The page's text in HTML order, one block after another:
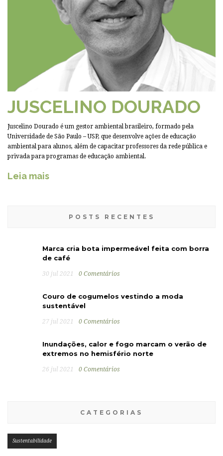
JUSCELINO DOURADO
Juscelino Dourado é um gestor ambiental brasileiro, formado pela
Universidade de São Paulo – USP, que desenvolve ações de educação
ambiental para alunos, além de capacitar professores da rede pública e
privada para programas de educação ambiental.
Leia mais
POSTS RECENTES
Marca cria bota impermeável feita com borra
de café
30 jul 2021 0 Comentários
Couro de cogumelos vestindo a moda
sustentável
27 jul 2021 0 Comentários
Inundações, calor e fogo marcam o verão de
extremos no hemisfério norte
26 jul 2021 0 Comentários
CATEGORIAS
Sustentabilidade